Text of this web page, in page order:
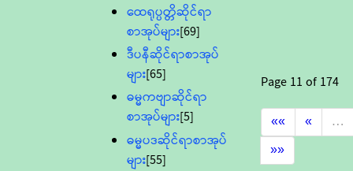
ထေရုပ္ပတ္တိဆိုင်ရာ
စာအုပ်များ[69]
ဒီပနီဆိုင်ရာစာအုပ်
များ[65]
ဓမ္မကဗျာဆိုင်ရာ
စာအုပ်များ[5]
ဓမ္မပဒဆိုင်ရာစာအုပ်
များ[55]
Page11 of174
««
«
…
»»